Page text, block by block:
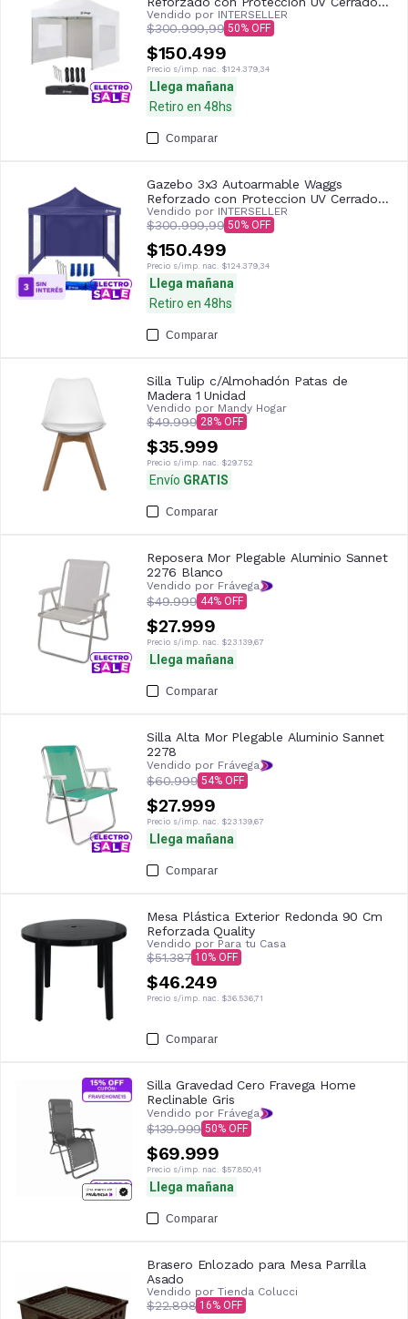
con Ventanas Blanco
Vendido por INTERSELLER
$300.999,99 50
$150.499
Precio s/imp. nac. $124.379,34
Llega mañana
Retiro en 48hs
Comparar
Gazebo 3x3 Autoarmable Waggs
Reforzado con Proteccion UV Cerrado
con Ventanas Azul
Vendido por INTERSELLER
$300.999,99 50
$150.499
Precio s/imp. nac. $124.379,34
Llega mañana
Retiro en 48hs
Comparar
Silla Tulip c/Almohadón Patas de
Madera 1 Unidad
Vendido por Mandy Hogar
$49.999 28
$35.999
Precio s/imp. nac. $29.752
Envío GRATIS
Comparar
Reposera Mor Plegable Aluminio Sannet
2276 Blanco
Vendido por Frávega
$49.999 44
$27.999
Precio s/imp. nac. $23.139,67
Llega mañana
Comparar
Silla Alta Mor Plegable Aluminio Sannet
2278
Vendido por Frávega
$60.999 54
$27.999
Precio s/imp. nac. $23.139,67
Llega mañana
Comparar
Mesa Plástica Exterior Redonda 90 Cm
Reforzada Quality
Vendido por Para tu Casa
$51.387 10
$46.249
Precio s/imp. nac. $36.536,71
Comparar
Silla Gravedad Cero Fravega Home
Reclinable Gris
Vendido por Frávega
$139.999 50
$69.999
Precio s/imp. nac. $57.850,41
Llega mañana
Comparar
Brasero Enlozado para Mesa Parrilla
Asado
Vendido por Tienda Colucci
$22.898 16